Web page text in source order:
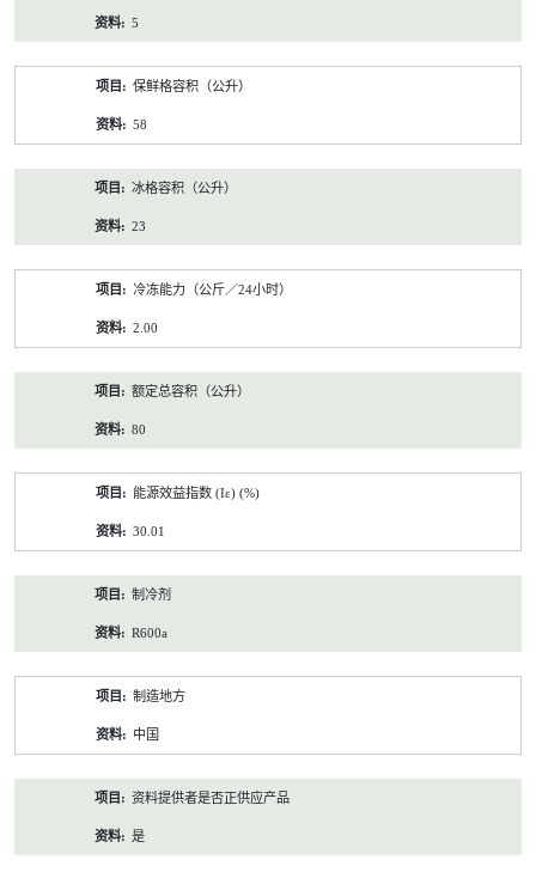
5
保鲜格容积（公升）
58
冰格容积（公升）
23
冷冻能力（公斤／24小时）
2.00
额定总容积（公升）
80
能源效益指数 (Iε) (%)
30.01
制冷剂
R600a
制造地方
中国
资料提供者是否正供应产品
是